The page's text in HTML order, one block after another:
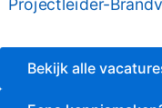
Bekijk alle